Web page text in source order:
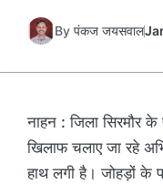
By पंकज जयसवाल
नाहन : जिला सिरमौर
खिलाफ चलाए जा रहे
हाथ लगी है। जोहड़ों के